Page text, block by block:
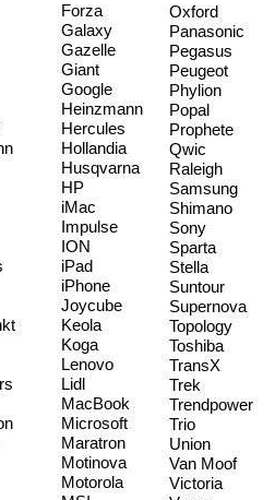
Forza
Galaxy
Gazelle
Giant
Google
Heinzmann
Hercules
Hollandia
Husqvarna
HP
iMac
Impulse
ION
iPad
iPhone
Joycube
Keola
Koga
Lenovo
Lidl
MacBook
Microsoft
Maratron
Motinova
Motorola
Oxford
Panasonic
Pegasus
Peugeot
Phylion
Popal
Prophete
Qwic
Raleigh
Samsung
Shimano
Sony
Sparta
Stella
Suntour
Supernova
Topology
Toshiba
TransX
Trek
Trendpower
Trio
Union
Van Moof
Victoria